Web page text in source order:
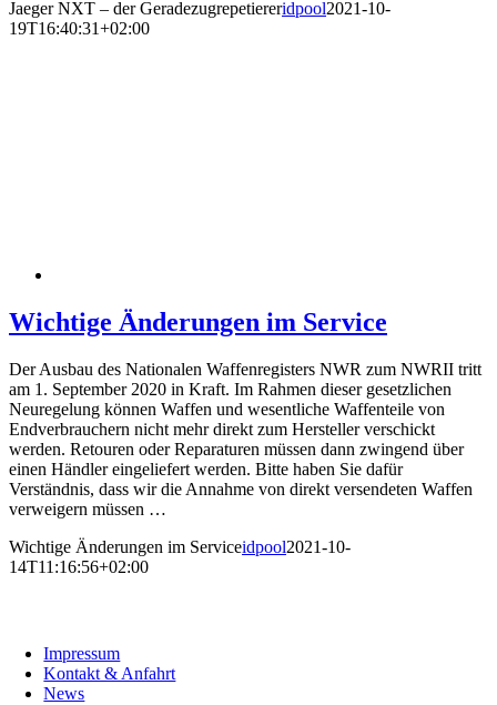
Jaeger NXT – der Geradezugrepetiereridpool2021-10-
19T16:40:31+02:00
Wichtige Änderungen im Service
Der Ausbau des Nationalen Waffenregisters NWR zum NWRII tritt
am 1. September 2020 in Kraft. Im Rahmen dieser gesetzlichen
Neuregelung können Waffen und wesentliche Waffenteile von
Endverbrauchern nicht mehr direkt zum Hersteller verschickt
werden. Retouren oder Reparaturen müssen dann zwingend über
einen Händler eingeliefert werden. Bitte haben Sie dafür
Verständnis, dass wir die Annahme von direkt versendeten Waffen
verweigern müssen …
Wichtige Änderungen im Serviceidpool2021-10-
14T11:16:56+02:00
Impressum
Kontakt & Anfahrt
News